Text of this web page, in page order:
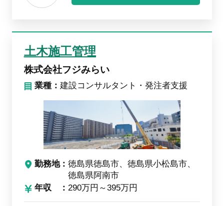
土木施工管理
株式会社フジみらい
業種：建設コンサルタント・発注者支援
勤務地
徳島県徳島市、徳島県小松島市、
徳島県阿南市
年収
290万円～395万円